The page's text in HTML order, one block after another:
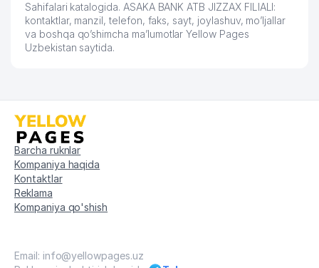
Sahifalari katalogida. ASAKA BANK ATB JIZZAX FILIALI:
kontaktlar, manzil, telefon, faks, sayt, joylashuv, mo’ljallar
va boshqa qo’shimcha ma’lumotlar Yellow Pages
Uzbekistan saytida.
Barcha ruknlar
Kompaniya haqida
Kontaktlar
Reklama
Kompaniya qo'shish
Email: info@yellowpages.uz